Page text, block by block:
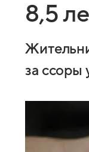
8,5
за ссоры